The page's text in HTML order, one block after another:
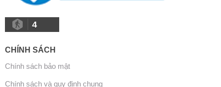
4
CHÍNH SÁCH
Chính sách bảo mật
Chính sách và quy định chung